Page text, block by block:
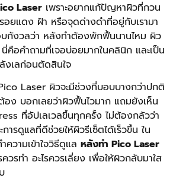
Laser เพราะอยากแก้ปัญหาผิวที่กวน
อยแดง ฝ้า หรือจุดด่างดำที่อยู่กับเรามา
กังวลว่า หลังทำต้องพักฟื้นนานไหม ผิว
คือคำถามที่เจอบ่อยมากในคลินิก และเป็น
งเลก่อนตัดสินใจ
Laser ผิวจะมีช่วงที่บอบบางกว่าปกติ
อง บอกเลยว่าผิวฟื้นไวมาก แถมยังเห็น
ที่อัปเลเวลขึ้นทุกครั้ง ไม่ต้องกลัวว่า
ารดูแลที่ดีช่วยให้ผิวรีเซ็ตได้เร็วขึ้น ใน
ความเข้าใจวิธีดูแล หลังทํา Pico Laser
วรทำ อะไรควรเลี่ยง เพื่อให้ผิวกลับมาใส